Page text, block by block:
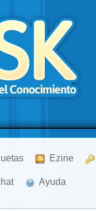
Ezine
Ayuda